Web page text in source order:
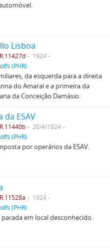
Lisboa
1924
(PHR)
da esquerda para a direita
do Amaral e a primeira da
da Conceição Damásio.
da ESAV
20/4/1924
(PHR)
por operários da ESAV.
1924
(PHR)
em local desconhecido.